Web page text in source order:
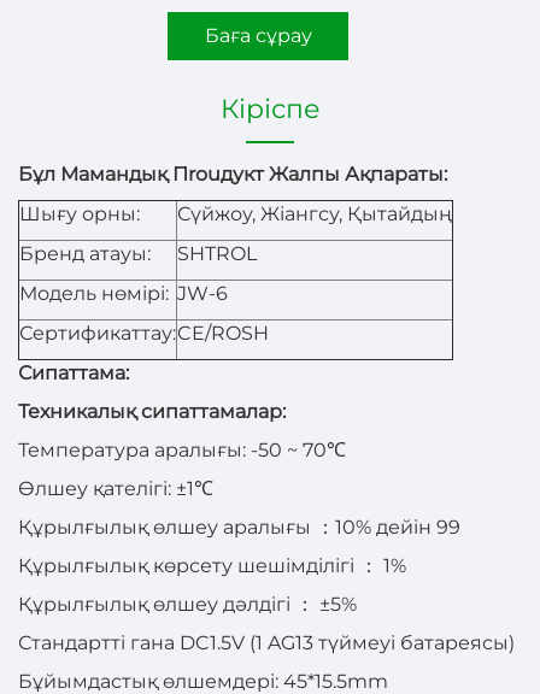
Баға сұрау
Кіріспе
Бұл Мамандық Пrouдукт Жалпы Ақпараты:
Шығу орны:
Сүйжоу, Жіангсу, Қытайдың
Бренд атауы:
SHTROL
Модель нөмірі: JW-6
Сертификаттау:CE/ROSH
Сипаттама:
Техникалық сипаттамалар:
Температура аралығы: -50 ~ 70℃
Өлшеу қателігі: ±1℃
Құрылғылық өлшеу аралығы
： 10% дейін 99
Құрылғылық көрсету шешімділігі
： 1%
Құрылғылық өлшеу дәлдігі
：
±5%
Стандартті гана DC1.5V (1 AG13 түймеуі батареясы)
Бұйымдастық өлшемдері: 45*15.5mm